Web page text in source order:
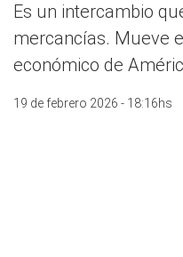
Es un intercambio
mercancías. Mueve
económico de
19 de febrero 2026 - 18:16hs